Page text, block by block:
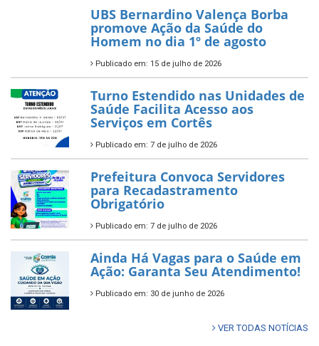
UBS Bernardino Valença Borba
promove Ação da Saúde do
Homem no dia 1º de agosto
Publicado em: 15 de julho de 2026
Turno Estendido nas Unidades de
Saúde Facilita Acesso aos
Serviços em Cortês
Publicado em: 7 de julho de 2026
Prefeitura Convoca Servidores
para Recadastramento
Obrigatório
Publicado em: 7 de julho de 2026
Ainda Há Vagas para o Saúde em
Ação: Garanta Seu Atendimento!
Publicado em: 30 de junho de 2026
VER TODAS NOTÍCIAS